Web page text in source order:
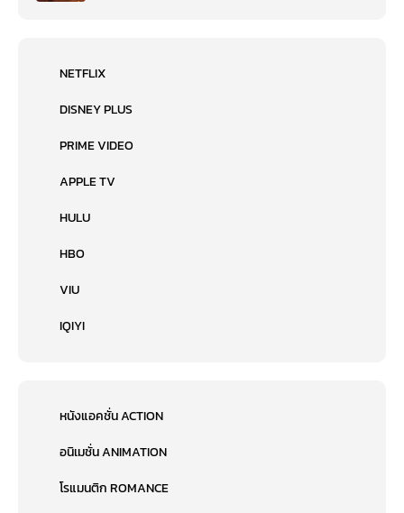
NETFLIX
DISNEY PLUS
PRIME VIDEO
APPLE TV
HULU
HBO
VIU
IQIYI
หนังแอคชั่น ACTION
อนิเมชั่น ANIMATION
โรแมนติก ROMANCE